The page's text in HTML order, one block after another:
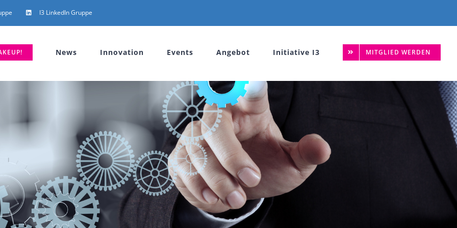
I3 LinkedIn Gruppe
News Innovation Events Angebot Initiative I3 MITGLIED WERDEN